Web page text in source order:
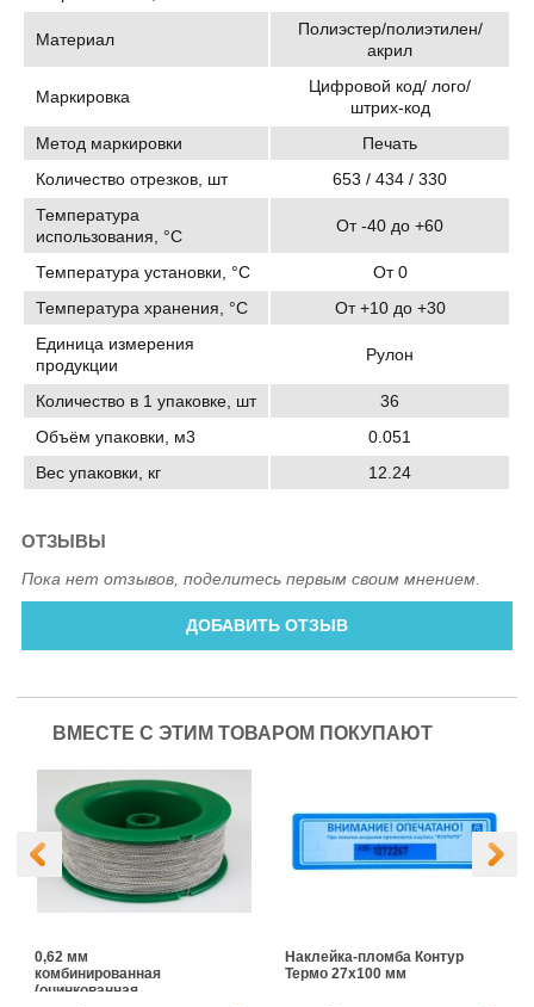
Материал
Полиэстер/полиэтилен/
акрил
Маркировка
Цифровой код/ лого/
штрих-код
Метод маркировки
Печать
Количество отрезков, шт
653 / 434 / 330
Температура
использования, °C
От -40 до +60
Температура установки, °C
От 0
Температура хранения, °C
От +10 до +30
Единица измерения
продукции
Рулон
Количество в 1 упаковке, шт
36
Объём упаковки, м3
0.051
Вес упаковки, кг
12.24
ОТЗЫВЫ
Пока нет отзывов, поделитесь первым своим мнением.
ДОБАВИТЬ ОТЗЫВ
ВМЕСТЕ С ЭТИМ ТОВАРОМ ПОКУПАЮТ
0,62 мм
комбинированная
(оцинкованная
Наклейка-пломба Контур
Термо 27х100 мм